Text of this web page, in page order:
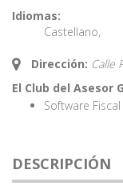
Idiomas:
Castellano,
Dirección: Calle
El Club del Asesor
Software
DESCRIPCIÓN